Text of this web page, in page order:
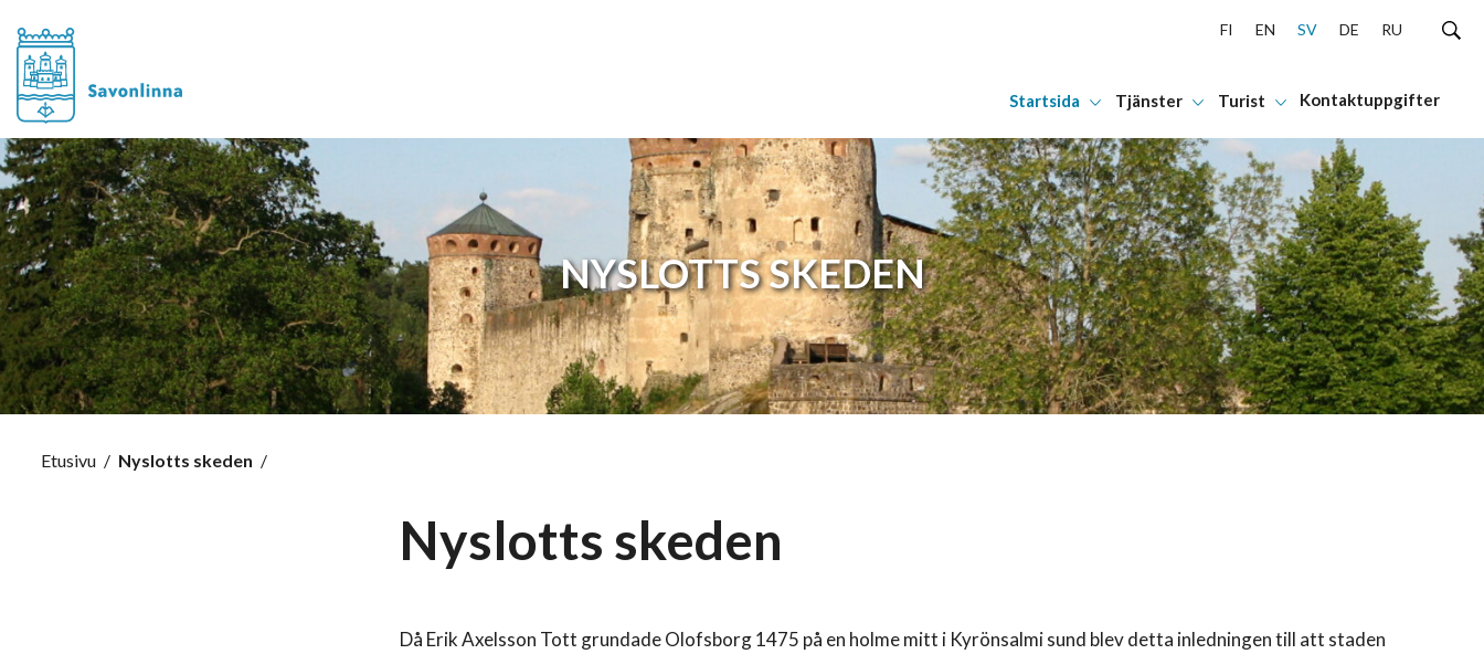
FI EN SV DE RU
Startsida Tjänster Turist Kontaktuppgifter
NYSLOTTS SKEDEN
Etusivu / Nyslotts skeden /
Nyslotts skeden
Då Erik Axelsson Tott grundade Olofsborg 1475 på en holme mitt i Kyrönsalmi sund blev detta inledningen till att staden